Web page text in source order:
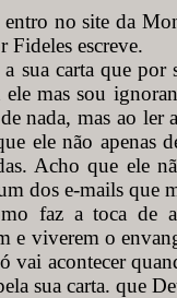
entro no site da
Fideles escreve.
que por
ele mas sou
nada, mas ao ler
ele não apenas
Acho que ele
dos e-mails que
faz a toca de
e viverem o
vai acontecer
sua carta. que